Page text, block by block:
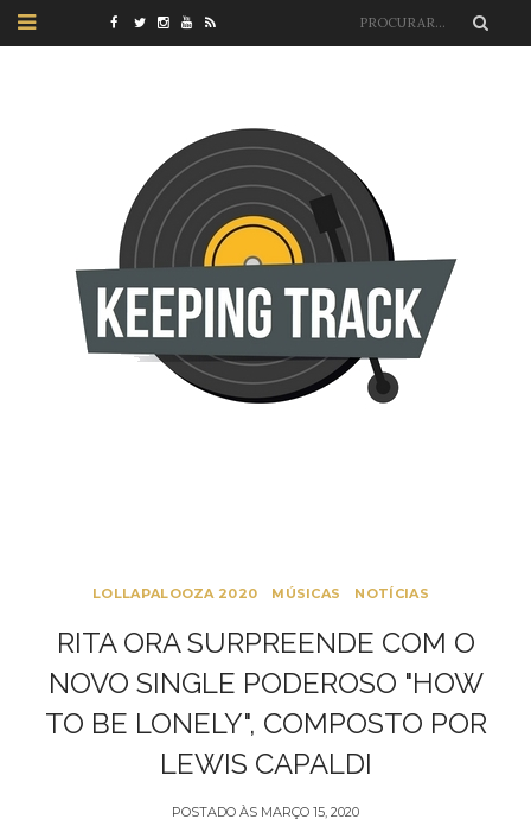
LOLLAPALOOZA 2020 MÚSICAS NOTÍCIAS
RITA ORA SURPREENDE COM O
NOVO SINGLE PODEROSO "HOW
TO BE LONELY", COMPOSTO POR
LEWIS CAPALDI
POSTADO ÀS MARÇO 15, 2020